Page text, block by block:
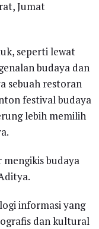
Jumat
seperti lewat
budaya dan
sebuah restoran
festival budaya
lebih memilih
mengikis budaya
informasi yang
dan kultural